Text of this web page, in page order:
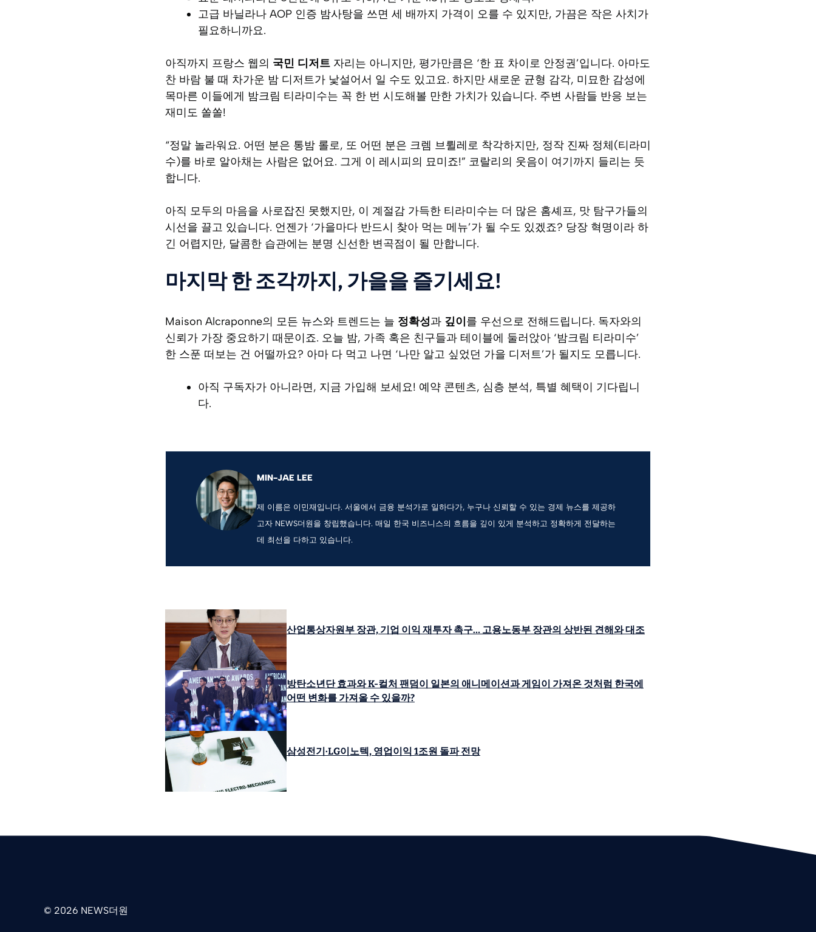
고급 바닐라나 AOP 인증 밤사탕을 쓰면 세 배까지 가격이 오를 수 있지만, 가끔은 작은 사치가
필요하니까요.
아직까지 프랑스 웹의 국민 디저트 자리는 아니지만, 평가만큼은 ‘한 표 차이로 안정권’입니다. 아마도
찬 바람 불 때 차가운 밤 디저트가 낯설어서 일 수도 있고요. 하지만 새로운 균형 감각, 미묘한 감성에
목마른 이들에게 밤크림 티라미수는 꼭 한 번 시도해볼 만한 가치가 있습니다. 주변 사람들 반응 보는
재미도 쏠쏠!
“정말 놀라워요. 어떤 분은 통밤 롤로, 또 어떤 분은 크렘 브륄레로 착각하지만, 정작 진짜 정체(티라미
수)를 바로 알아채는 사람은 없어요. 그게 이 레시피의 묘미죠!” 코랄리의 웃음이 여기까지 들리는 듯
합니다.
아직 모두의 마음을 사로잡진 못했지만, 이 계절감 가득한 티라미수는 더 많은 홈셰프, 맛 탐구가들의
시선을 끌고 있습니다. 언젠가 ‘가을마다 반드시 찾아 먹는 메뉴’가 될 수도 있겠죠? 당장 혁명이라 하
긴 어렵지만, 달콤한 습관에는 분명 신선한 변곡점이 될 만합니다.
마지막 한 조각까지, 가을을 즐기세요!
Maison Alcraponne의 모든 뉴스와 트렌드는 늘 정확성과 깊이 를 우선으로 전해드립니다. 독자와의
신뢰가 가장 중요하기 때문이죠. 오늘 밤, 가족 혹은 친구들과 테이블에 둘러앉아 ‘밤크림 티라미수’
한 스푼 떠보는 건 어떨까요? 아마 다 먹고 나면 ‘나만 알고 싶었던 가을 디저트’가 될지도 모릅니다.
아직 구독자가 아니라면, 지금 가입해 보세요! 예약 콘텐츠, 심층 분석, 특별 혜택이 기다립니
다.
MIN-JAE LEE
제 이름은 이민재입니다. 서울에서 금융 분석가로 일하다가, 누구나 신뢰할 수 있는 경제 뉴스를 제공하
고자 NEWS더원을 창립했습니다. 매일 한국 비즈니스의 흐름을 깊이 있게 분석하고 정확하게 전달하는
데 최선을 다하고 있습니다.
산업통상자원부 장관, 기업 이익 재투자 촉구… 고용노동부 장관의 상반된 견해와 대조
방탄소년단 효과와 K-컬처 팬덤이 일본의 애니메이션과 게임이 가져온 것처럼 한국에
어떤 변화를 가져올 수 있을까?
삼성전기·LG이노텍, 영업이익 1조원 돌파 전망
© 2026 NEWS더원